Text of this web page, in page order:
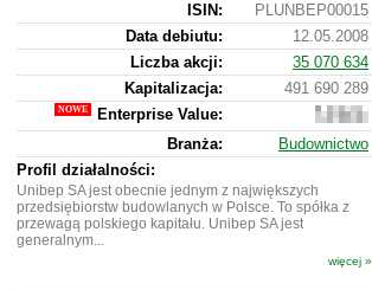
ISIN:
PLUNBEP00015
Data debiutu:
12.05.2008
Liczba akcji:
35 070 634
Kapitalizacja:
491 690 289
Enterprise Value:
554
289
Branża:
Budownictwo
Profil działalności:
Unibep SA jest obecnie jednym z największych
przedsiębiorstw budowlanych w Polsce. To spółka z
przewagą polskiego kapitału. Unibep SA jest
generalnym...
więcej »